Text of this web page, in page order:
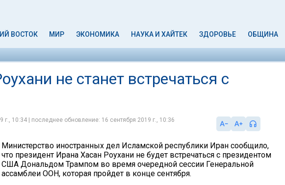
ВОСТОК МИР ЭКОНОМИКА НАУКА И ХАЙТЕК ЗДОРОВЬЕ ОБЩИНА
не станет встречаться с
г., 10:34 | последнее обновление: 16 сентября 2019 г., 10:36
Министерство иностранных дел Исламской республики Иран сообщило,
что президент Ирана Хасан Роухани не будет встречаться с президентом
США Дональдом Трампом во время очередной сессии Генеральной
ассамблеи ООН, которая пройдет в конце сентября.